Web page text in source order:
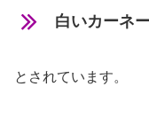
白いカーネ
とされています。